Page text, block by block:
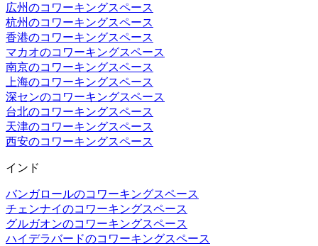
広州のコワーキングスペース
杭州のコワーキングスペース
香港のコワーキングスペース
マカオのコワーキングスペース
南京のコワーキングスペース
上海のコワーキングスペース
深センのコワーキングスペース
台北のコワーキングスペース
天津のコワーキングスペース
西安のコワーキングスペース
インド
バンガロールのコワーキングスペース
チェンナイのコワーキングスペース
グルガオンのコワーキングスペース
ハイデラバードのコワーキングスペース